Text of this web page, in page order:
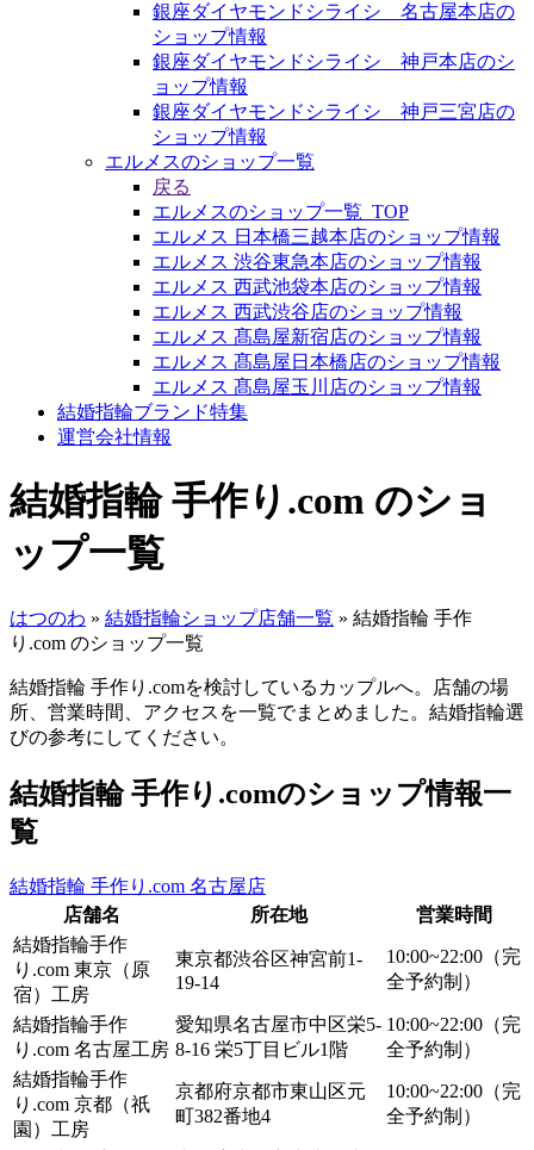
銀座ダイヤモンドシライシ 名古屋本店の
ショップ情報
銀座ダイヤモンドシライシ 神戸本店のシ
ョップ情報
銀座ダイヤモンドシライシ 神戸三宮店の
ショップ情報
エルメスのショップ一覧
戻る
エルメスのショップ一覧_TOP
エルメス 日本橋三越本店のショップ情報
エルメス 渋谷東急本店のショップ情報
エルメス 西武池袋本店のショップ情報
エルメス 西武渋谷店のショップ情報
エルメス 髙島屋新宿店のショップ情報
エルメス 髙島屋日本橋店のショップ情報
エルメス 髙島屋玉川店のショップ情報
結婚指輪ブランド特集
運営会社情報
結婚指輪 手作り.com のショ
ップ一覧
はつのわ » 結婚指輪ショップ店舗一覧 » 結婚指輪 手作
り.com のショップ一覧
結婚指輪 手作り.comを検討しているカップルへ。店舗の場
所、営業時間、アクセスを一覧でまとめました。結婚指輪選
びの参考にしてください。
結婚指輪 手作り.comのショップ情報一
覧
結婚指輪 手作り.com 名古屋店
店舗名
所在地
営業時間
結婚指輪手作
り.com 東京（原
宿）工房
東京都渋谷区神宮前1-
19-14
10:00~22:00（完
全予約制）
結婚指輪手作
り.com 名古屋工房
愛知県名古屋市中区栄5-
8-16 栄5丁目ビル1階
10:00~22:00（完
全予約制）
結婚指輪手作
り.com 京都（祇
園）工房
京都府京都市東山区元
町382番地4
10:00~22:00（完
全予約制）